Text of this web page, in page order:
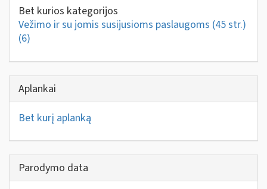
Bet kurios kategorijos
Vežimo ir su jomis susijusioms paslaugoms (45 str.)
(6)
Aplankai
Bet kurį aplanką
Parodymo data